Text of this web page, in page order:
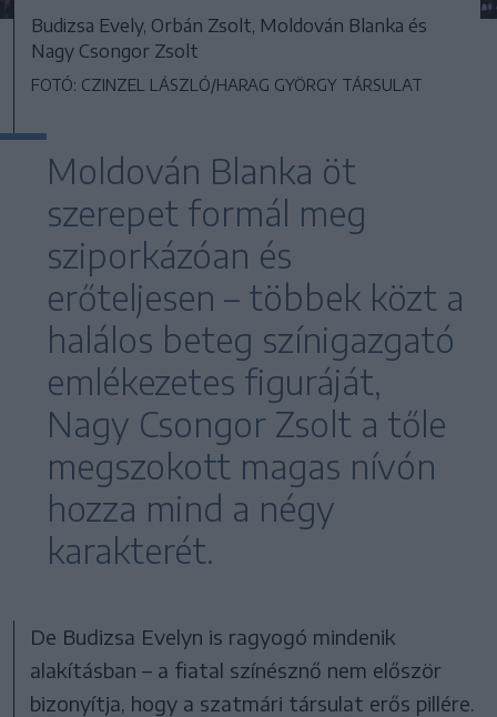
Budizsa Evely, Orbán Zsolt, Moldován Blanka és
Nagy Csongor Zsolt
FOTÓ: CZINZEL LÁSZLÓ/HARAG GYÖRGY TÁRSULAT
Moldován Blanka öt
szerepet formál meg
sziporkázóan és
erőteljesen – többek közt a
halálos beteg színigazgató
emlékezetes figuráját,
Nagy Csongor Zsolt a tőle
megszokott magas nívón
hozza mind a négy
karakterét.
De Budizsa Evelyn is ragyogó mindenik
alakításban – a fiatal színésznő nem először
bizonyítja, hogy a szatmári társulat erős pillére.